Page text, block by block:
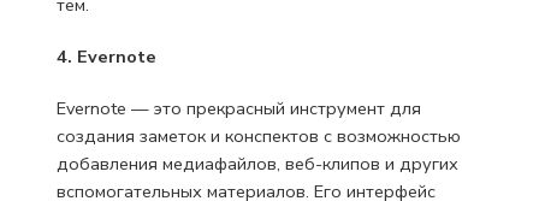
тем.
4. Evernote
Evernote — это прекрасный инструмент для
создания заметок и конспектов с возможностью
добавления медиафайлов, веб-клипов и других
вспомогательных материалов. Его интерфейс